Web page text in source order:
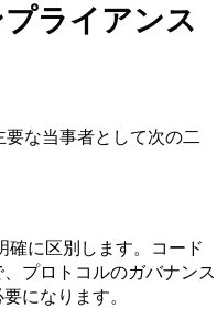
ライアンス
な当事者として次の二
確に区別します。コード
プロトコルのガバナンス
になります。